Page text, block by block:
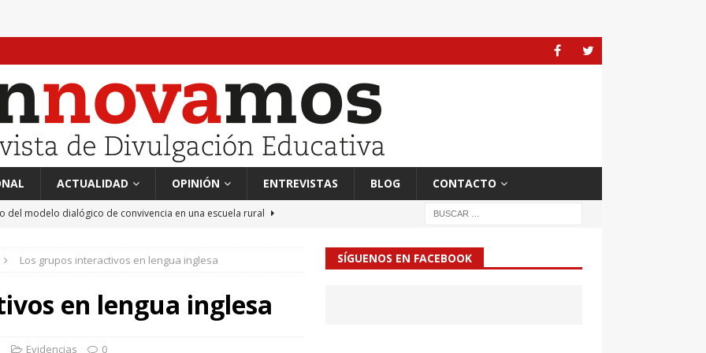
ACTUALIDAD OPINIÓN ENTREVISTAS BLOG CONTACTO
del modelo dialógico de convivencia en una escuela rural
en tierra, vendimiador en mar” Tributo a Rafael Alberti del
sociocultural y educación ético-cívica
CULTURA
Llanos
MIL PALABRAS
Los grupos interactivos en lengua inglesa
en lengua inglesa
Evidencias 0
SÍGUENOS EN FACEBOOK